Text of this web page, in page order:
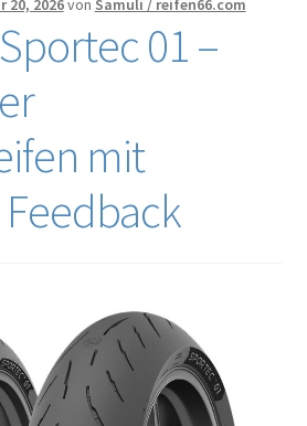
20, 2026von Samuli / reifen66.com
01 –
mit